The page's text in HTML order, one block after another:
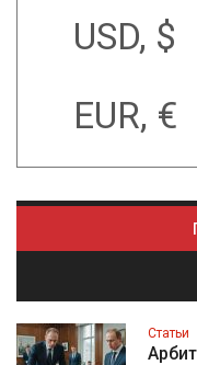
USD, $
EUR, €
Статьи